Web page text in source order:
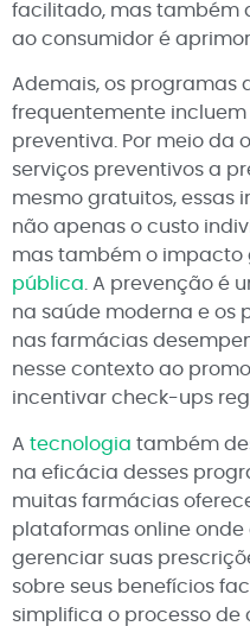
facilitado, mas também
ao consumidor é
Ademais, os programas
frequentemente
preventiva. Por meio da
serviços preventivos a
mesmo gratuitos, essas
não apenas o custo
mas também o impacto
pública. A prevenção é
na saúde moderna e os
nas farmácias
nesse contexto ao
incentivar check-ups
A tecnologia também
na eficácia desses
muitas farmácias
plataformas online
gerenciar suas
sobre seus benefícios
simplifica o processo